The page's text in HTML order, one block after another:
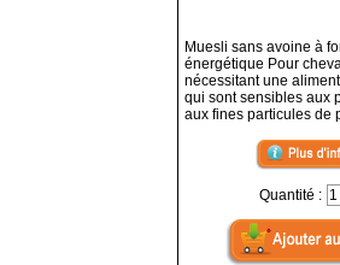
Muesli sans avoine à
énergétique Pour
nécessitant une
qui sont sensibles aux
aux fines particules de
Quantité :